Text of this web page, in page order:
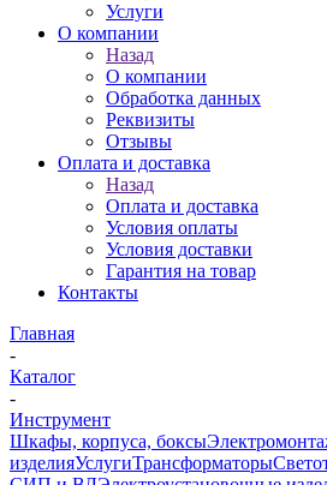
Услуги
О компании
Назад
О компании
Обработка данных
Реквизиты
Отзывы
Оплата и доставка
Назад
Оплата и доставка
Условия оплаты
Условия доставки
Гарантия на товар
Контакты
Главная
-
Каталог
-
Инструмент
Шкафы, корпуса, боксы
изделияУслугиТрансформаторы